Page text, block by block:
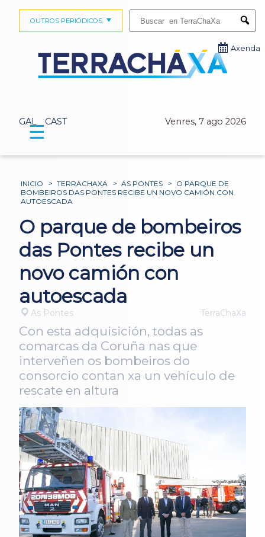
GAL CAST Venres, 7 ago 2026
OUTROS PERIÓDICOS
Axenda
☰
INICIO > TERRACHAXA > AS PONTES > O PARQUE DE
BOMBEIROS DAS PONTES RECIBE UN NOVO CAMIÓN CON
AUTOESCADA
O parque de bombeiros
das Pontes recibe un
novo camión con
autoescada
As Pontes TerraChaXa
Con esta adquisición, todas as
comarcas da Coruña nas que
interveñen os bombeiros do
consorcio contan xa un vehículo de
rescate en altura